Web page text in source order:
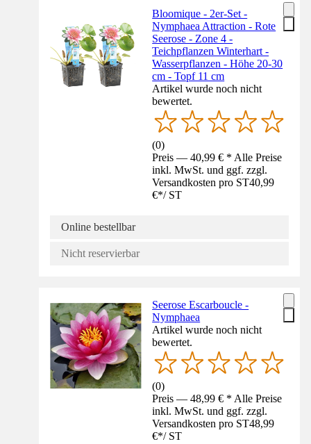
Bloomique - 2er-Set -
Nymphaea Attraction - Rote
Seerose - Zone 4 -
Teichpflanzen Winterhart -
Wasserpflanzen - Höhe 20-30
cm - Topf 11 cm
Artikel wurde noch nicht
bewertet.
(0)
Preis — 40,99 € * Alle Preise
inkl. MwSt. und ggf. zzgl.
Versandkosten pro ST40,99
€*/ ST
Online bestellbar
Nicht reservierbar
Seerose Escarboucle -
Nymphaea
Artikel wurde noch nicht
bewertet.
(0)
Preis — 48,99 € * Alle Preise
inkl. MwSt. und ggf. zzgl.
Versandkosten pro ST48,99
€*/ ST